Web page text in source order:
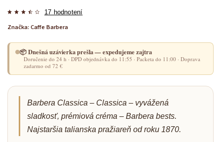
17 hodnotení
Značka: Caffe Barbera
📦 Dnešná uzávierka prešla — expedujeme zajtra
Doručenie do 24 h · DPD objednávka do 11:55 · Packeta do 11:00 · Doprava
zadarmo od 72 €
Barbera Classica – Classica – vyvážená
sladkosť, prémiová créma – Barbera bests.
Najstaršia talianska pražiareň od roku 1870.